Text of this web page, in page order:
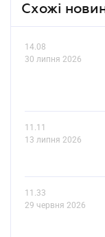
Схожі
14.08
30 липня 2026
11.11
13 липня 2026
11.33
29 червня 2026